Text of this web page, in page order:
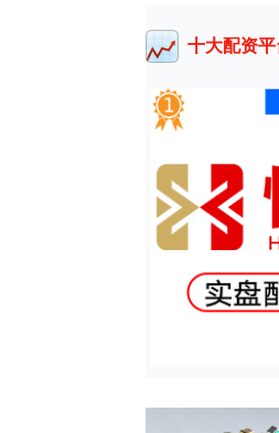
十大配资